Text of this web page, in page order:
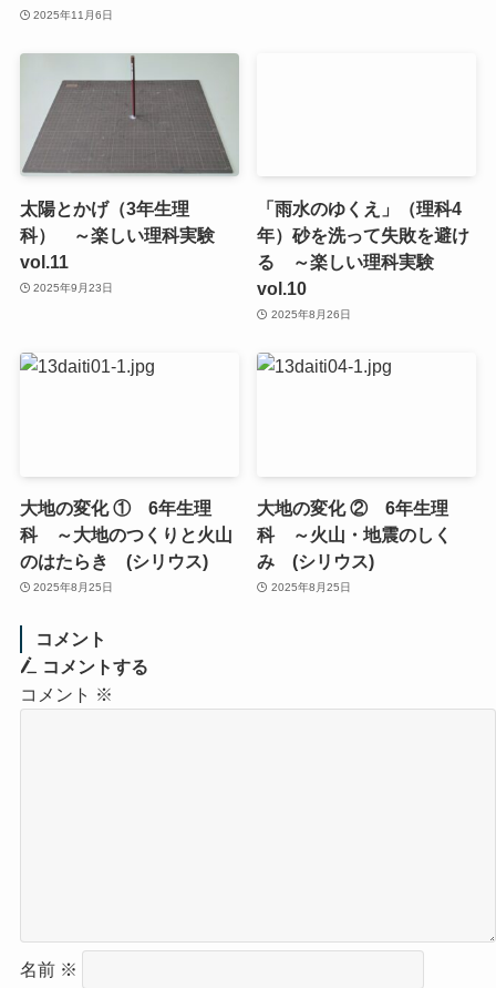
2025年11月6日
太陽とかげ（3年生理
科） ～楽しい理科実験
vol.11
2025年9月23日
「雨水のゆくえ」（理科4
年）砂を洗って失敗を避け
る ～楽しい理科実験
vol.10
2025年8月26日
大地の変化 ① 6年生理
科 ～大地のつくりと火山
のはたらき (シリウス)
2025年8月25日
大地の変化 ② 6年生理
科 ～火山・地震のしく
み (シリウス)
2025年8月25日
コメント
コメントする
コメント ※
名前 ※